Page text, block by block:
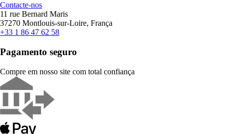
Contacte-nos
11 rue Bernard Maris
37270 Montlouis-sur-Loire, França
+33 1 86 47 62 58
Pagamento seguro
Compre em nosso site com total confiança